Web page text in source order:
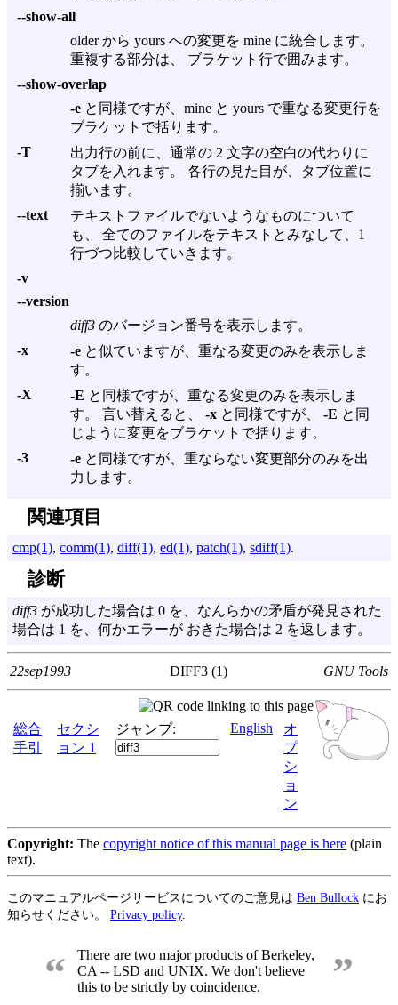
--show-all
older から yours への変更を mine に統合します。
重複する部分は、 ブラケット行で囲みます。
--show-overlap
-e と同様ですが、mine と yours で重なる変更行を
ブラケットで括ります。
-T
出力行の前に、通常の 2 文字の空白の代わりに
タブを入れます。 各行の見た目が、タブ位置に
揃います。
--text
テキストファイルでないようなものについて
も、 全てのファイルをテキストとみなして、1
行づつ比較していきます。
-v
--version
diff3 のバージョン番号を表示します。
-x
-e と似ていますが、重なる変更のみを表示しま
す。
-X
-E と同様ですが、重なる変更のみを表示しま
す。 言い替えると、 -x と同様ですが、 -E と同
じように変更をブラケットで括ります。
-3
-e と同様ですが、重ならない変更部分のみを出
力します。
関連項目
cmp(1), comm(1), diff(1), ed(1), patch(1), sdiff(1).
診断
diff3 が成功した場合は 0 を、なんらかの矛盾が発見された
場合は 1 を、何かエラーが おきた場合は 2 を返します。
22sep1993 DIFF3 (1) GNU Tools
総合
手引
セクシ
ョン 1
ジャンプ: English
オ
プ
シ
ョ
ン
Copyright: The copyright notice of this manual page is here (plain
text).
このマニュアルページサービスについてのご意見は Ben Bullock にお
知らせください。 Privacy policy.
“
There are two major products of Berkeley,
CA -- LSD and UNIX. We don't believe
this to be strictly by coincidence.
”